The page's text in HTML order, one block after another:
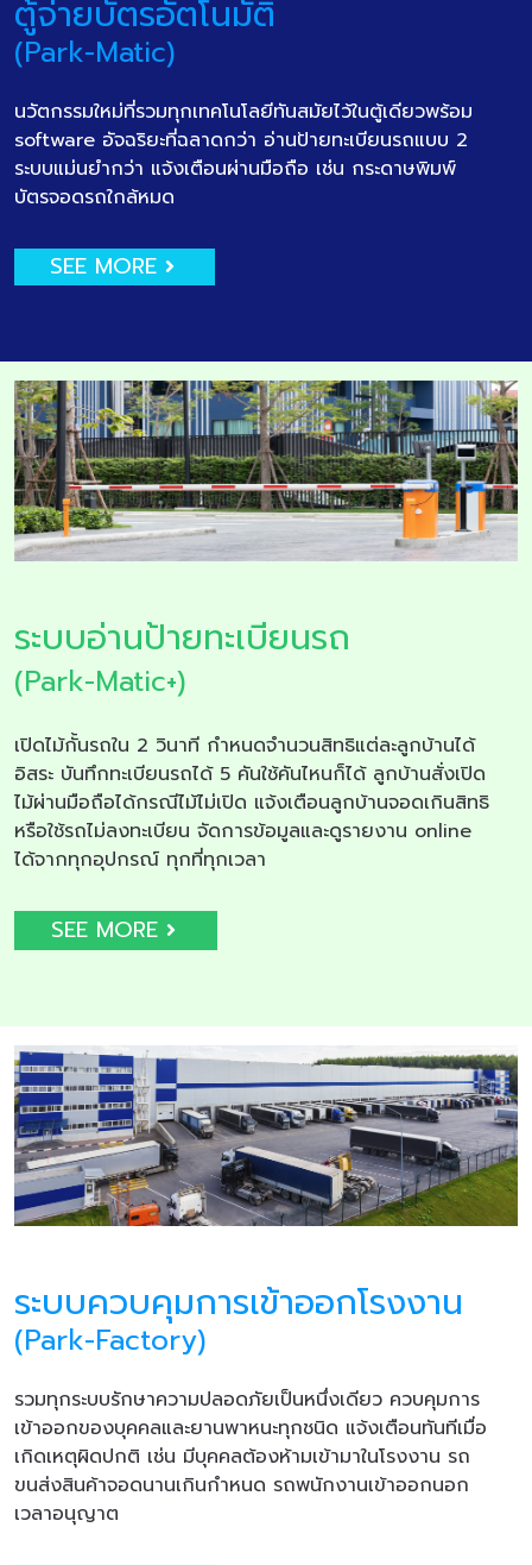
ตู้จ่ายบัตรอัตโนมัติ
(Park-Matic)
นวัตกรรมใหม่ที่รวมทุกเทคโนโลยีทันสมัยไว้ในตู้เดียวพร้อม
software อัจฉริยะที่ฉลาดกว่า อ่านป้ายทะเบียนรถแบบ 2
ระบบแม่นยำกว่า แจ้งเตือนผ่านมือถือ เช่น กระดาษพิมพ์
บัตรจอดรถใกล้หมด
SEE MORE
ระบบอ่านป้ายทะเบียนรถ
(Park-Matic+)
เปิดไม้กั้นรถใน 2 วินาที กำหนดจำนวนสิทธิแต่ละลูกบ้านได้
อิสระ บันทึกทะเบียนรถได้ 5 คันใช้คันไหนก็ได้ ลูกบ้านสั่งเปิด
ไม้ผ่านมือถือได้กรณีไม้ไม่เปิด แจ้งเตือนลูกบ้านจอดเกินสิทธิ
หรือใช้รถไม่ลงทะเบียน จัดการข้อมูลและดูรายงาน online
ได้จากทุกอุปกรณ์ ทุกที่ทุกเวลา
SEE MORE
ระบบควบคุมการเข้าออกโรงงาน
(Park-Factory)
รวมทุกระบบรักษาความปลอดภัยเป็นหนึ่งเดียว ควบคุมการ
เข้าออกของบุคคลและยานพาหนะทุกชนิด แจ้งเตือนทันทีเมื่อ
เกิดเหตุผิดปกติ เช่น มีบุคคลต้องห้ามเข้ามาในโรงงาน รถ
ขนส่งสินค้าจอดนานเกินกำหนด รถพนักงานเข้าออกนอก
เวลาอนุญาต